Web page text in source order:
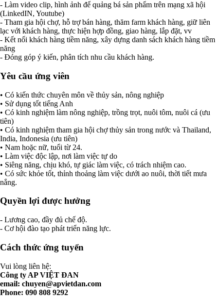
- Làm video clip, hình ảnh để quảng bá sản phẩm trên mạng xã hội
(LinkedIN, Youtube)
- Tham gia hội chợ, hỗ trợ bán hàng, thăm farm khách hàng, giữ liên
lạc với khách hàng, thực hiện hợp đồng, giao hàng, lắp đặt, vv
- Kết nối khách hàng tiềm năng, xây dựng danh sách khách hàng tiềm
năng
- Đóng góp ý kiến, phân tích nhu cầu khách hàng.
Yêu cầu ứng viên
• Có kiến thức chuyên môn về thủy sản, nông nghiệp
• Sử dụng tốt tiếng Anh
• Có kinh nghiệm làm nông nghiệp, trồng trọt, nuôi tôm, nuôi cá (ưu
tiên)
• Có kinh nghiệm tham gia hội chợ thủy sản trong nước và Thailand,
India, Indonesia (ưu tiên)
• Nam hoặc nữ, tuổi từ 24.
• Làm việc độc lập, nơi làm việc tự do
• Siêng năng, chịu khó, tự giác làm việc, có trách nhiệm cao.
• Có sức khỏe tốt, thỉnh thoảng làm việc dưới ao nuôi, thời tiết mưa
nắng.
Quyền lợi được hưởng
- Lương cao, đầy đủ chế độ.
- Cơ hội đào tạo phát triển năng lực.
Cách thức ứng tuyển
Vui lòng liên hệ:
Công ty AP VIỆT ĐAN
email: chuyen@apvietdan.com
Phone: 090 808 9292